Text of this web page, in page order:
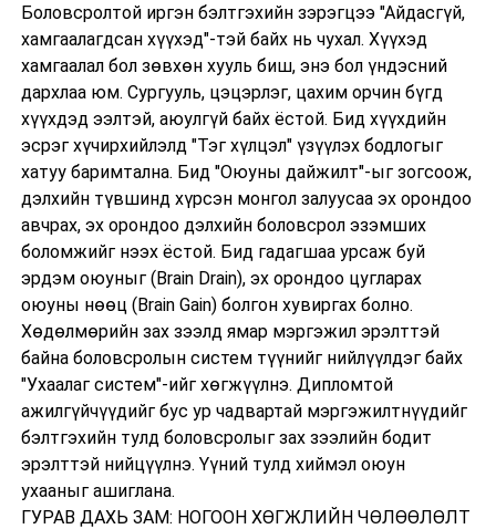
Боловсролтой иргэн бэлтгэхийн зэрэгцээ "Айдасгүй,
хамгаалагдсан хүүхэд"-тэй байх нь чухал. Хүүхэд
хамгаалал бол зөвхөн хууль биш, энэ бол үндэсний
дархлаа юм. Сургууль, цэцэрлэг, цахим орчин бүгд
хүүхдэд ээлтэй, аюулгүй байх ёстой. Бид хүүхдийн
эсрэг хүчирхийлэлд "Тэг хүлцэл" үзүүлэх бодлогыг
хатуу баримтална. Бид "Оюуны дайжилт"-ыг зогсоож,
дэлхийн түвшинд хүрсэн монгол залуусаа эх орондоо
авчрах, эх орондоо дэлхийн боловсрол эзэмших
боломжийг нээх ёстой. Бид гадагшаа урсаж буй
эрдэм оюуныг (Brain Drain), эх орондоо цугларах
оюуны нөөц (Brain Gain) болгон хувиргах болно.
Хөдөлмөрийн зах зээлд ямар мэргэжил эрэлттэй
байна боловсролын систем түүнийг нийлүүлдэг байх
"Ухаалаг систем"-ийг хөгжүүлнэ. Дипломтой
ажилгүйчүүдийг бус ур чадвартай мэргэжилтнүүдийг
бэлтгэхийн тулд боловсролыг зах зээлийн бодит
эрэлттэй нийцүүлнэ. Үүний тулд хиймэл оюун
ухааныг ашиглана.
ГУРАВ ДАХЬ ЗАМ: НОГООН ХӨГЖЛИЙН ЧӨЛӨӨЛӨЛТ